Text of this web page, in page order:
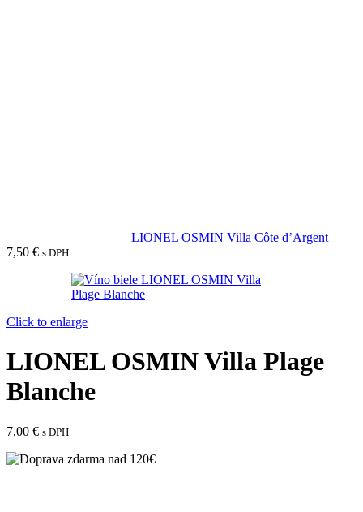
LIONEL OSMIN Villa Côte d’Argent
7,50 € s DPH
Click to enlarge
LIONEL OSMIN Villa Plage
Blanche
7,00 € s DPH